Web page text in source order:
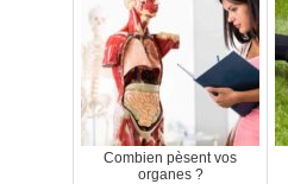
Combien pèsent vos
organes ?